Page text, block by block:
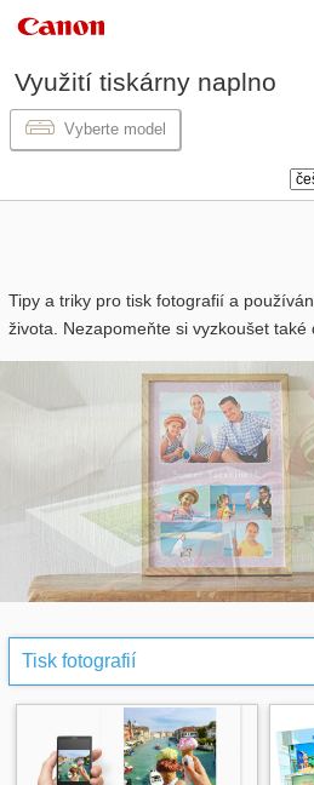
Využitítiskárny naplno
Vyberte model
Tipy a triky pro tisk fotografií a
života. Nezapomeňte si vyzkoušet také